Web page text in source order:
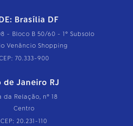
Brasília DF
- Bloco B 50/60 - 1º Subsolo
Venâncio Shopping
70.333-900
de Janeiro RJ
da Relação, nº 18
Centro
CEP: 20.231-110